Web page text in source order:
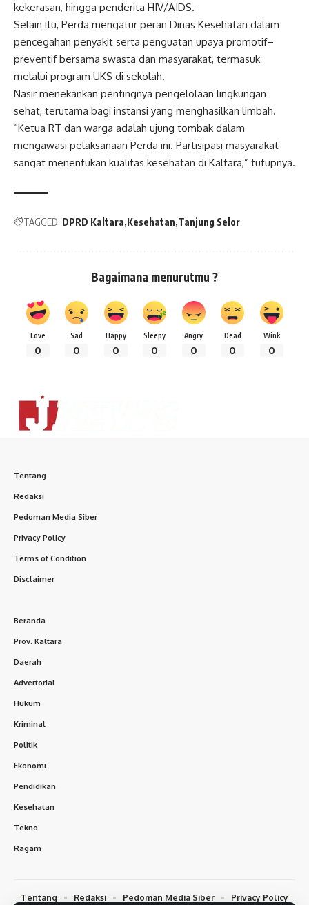
kekerasan, hingga penderita HIV/AIDS.
Selain itu, Perda mengatur peran Dinas Kesehatan dalam
pencegahan penyakit serta penguatan upaya promotif–
preventif bersama swasta dan masyarakat, termasuk
melalui program UKS di sekolah.
Nasir menekankan pentingnya pengelolaan lingkungan
sehat, terutama bagi instansi yang menghasilkan limbah.
“Ketua RT dan warga adalah ujung tombak dalam
mengawasi pelaksanaan Perda ini. Partisipasi masyarakat
sangat menentukan kualitas kesehatan di Kaltara,” tutupnya.
TAGGED: DPRD Kaltara Kesehatan Tanjung Selor
Bagaimana menurutmu ?
Love
0
Sad
0
Happy
0
Sleepy
0
Angry
0
Dead
0
Wink
0
Tentang
Redaksi
Pedoman Media Siber
Privacy Policy
Terms of Condition
Disclaimer
Beranda
Prov. Kaltara
Daerah
Advertorial
Hukum
Kriminal
Politik
Ekonomi
Pendidikan
Kesehatan
Tekno
Ragam
Tentang Redaksi Pedoman Media Siber Privacy Policy